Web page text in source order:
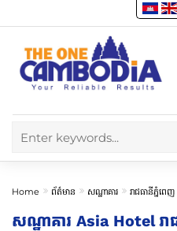
Home ព័ត៌មាន សណ្ឋាគារ រាជធានីភ្នំពេញ
សណ្ឋាគារ Asia Hotel រា